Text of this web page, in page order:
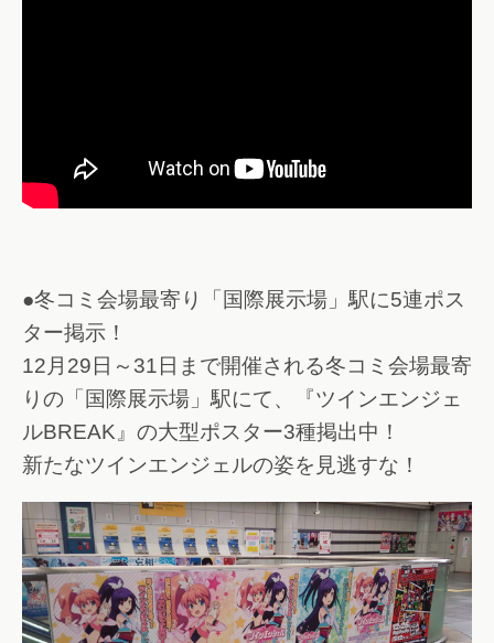
●冬コミ会場最寄り「国際展示場」駅に5連ポス
ター掲示！
12月29日～31日まで開催される冬コミ会場最寄
りの「国際展示場」駅にて、『ツインエンジェ
ルBREAK』の大型ポスター3種掲出中！
新たなツインエンジェルの姿を見逃すな！